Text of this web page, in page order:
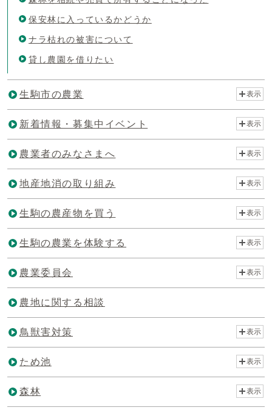
保安林に入っているかどうか
ナラ枯れの被害について
貸し農園を借りたい
生駒市の農業 表示
新着情報・募集中イベント 表示
農業者のみなさまへ 表示
地産地消の取り組み 表示
生駒の農産物を買う 表示
生駒の農業を体験する 表示
農業委員会 表示
農地に関する相談
鳥獣害対策 表示
ため池 表示
森林 表示